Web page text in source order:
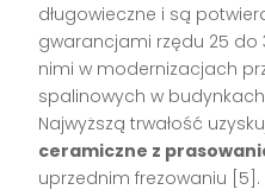
długowieczne i są
gwarancjami rzędu 25 do
nimi w modernizacjach
spalinowych w
Najwyższą trwałość
ceramiczne z
uprzednim frezowaniu [5].